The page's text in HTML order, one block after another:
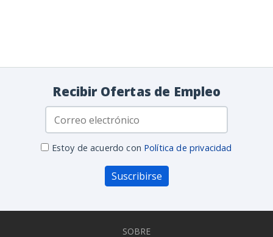
Recibir Ofertas de Empleo
Estoy de acuerdo con Política de privacidad
Suscribirse
SOBRE